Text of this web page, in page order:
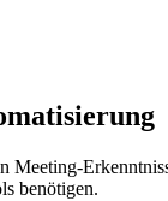
benötigen.